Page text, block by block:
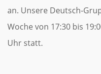
an. Unsere Deutsch-
Woche von 17:30 bis
Uhr statt.